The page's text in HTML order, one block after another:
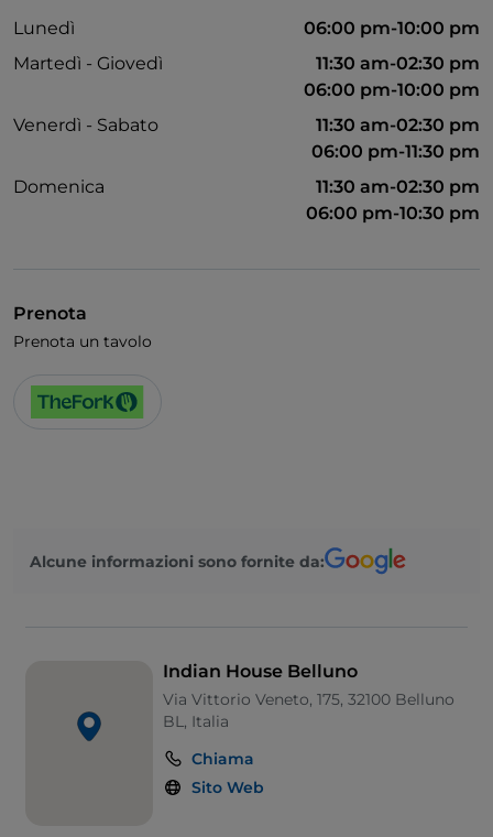
Lunedì
06:00 pm-10:00 pm
Martedì - Giovedì
11:30 am-02:30 pm
06:00 pm-10:00 pm
Venerdì - Sabato
11:30 am-02:30 pm
06:00 pm-11:30 pm
Domenica
11:30 am-02:30 pm
06:00 pm-10:30 pm
Prenota
Prenota un tavolo
Alcune informazioni sono fornite da:
Indian House Belluno
Via Vittorio Veneto, 175, 32100 Belluno
BL, Italia
Chiama
Sito Web